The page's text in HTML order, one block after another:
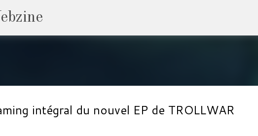
intégral du nouvel EP de TROLLWAR